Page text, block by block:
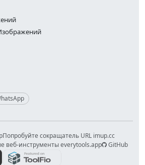
Попробуйте сокращатель URL imup.cc
веб-инструменты everytools.app
GitHub